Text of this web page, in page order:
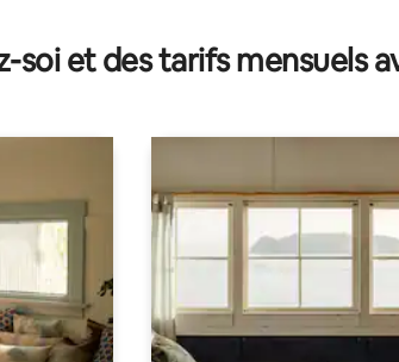
soi et des tarifs mensuels